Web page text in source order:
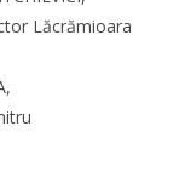
Lăcrămioara